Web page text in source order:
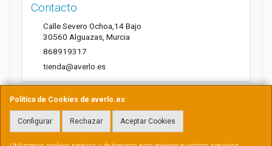
Política de Cookies de averlo.es
Configurar Rechazar Aceptar Cookies
Contacto
Calle Severo Ochoa,14 Bajo
30560 Alguazas Murcia
868919317
tienda@averlo.es
Horario
Lunes a Viernes de 8:30h a 14h